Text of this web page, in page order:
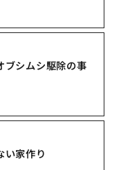
ブシムシ駆除の事
い家作り